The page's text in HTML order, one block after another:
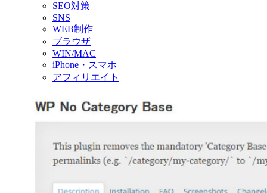
SEO対策
SNS
WEB制作
ブラウザ
WIN/MAC
iPhone・スマホ
アフィリエイト